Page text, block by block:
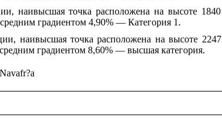
наивысшая точка расположена на высоте 1840
градиентом 4,90% — Категория 1.
наивысшая точка расположена на высоте 2247
градиентом 8,60% — высшая категория.